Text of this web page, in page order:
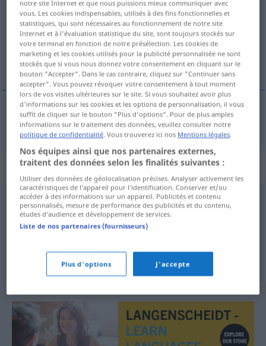
Vue d'ensemble de toutes les traductions
(Pour plus d'informations, cliquez sur/touchez la traduction)
hebzucht
hebzucht Habgier
Synonymes de "Habgier"
Gier,Raffgier ,Habsucht
© OpenThesaurus.de
notre site Internet et que nous puissions mieux communiquer avec
vous. Les cookies indispensables, utilisés à des fins fonctionnelles et
statistiques, qui sont nécessaires au fonctionnement de notre site
Internet et à l'évaluation statistique du site, sont toujours stockés sur
votre terminal en fonction de notre présélection. Les cookies de
marketing et les cookies utilisés pour la publicité personnalisée ne sont
stockés que si vous nous donnez votre consentement en cliquant sur le
bouton "Accepter". Dans le cas contraire, cliquez sur "Continuer sans
accepter". Vous pouvez révoquer votre consentement à tout moment
lors de vos visites ultérieures sur le site. Si vous souhaitez avoir plus
d'informations sur les cookies et les options de personnalisation, il vous
suffit de cliquer sur le bouton "Plus d'options". Pour de plus amples
informations sur le traitement des données, veuillez consulter notre
politique de confidentialité. Vous trouverez ici nos Mentions légales.
Nos équipes ainsi que nos partenaires externes,
traitent des données selon les finalités suivantes :
Utiliser des données de géolocalisation précises. Analyser activement les
caractéristiques de l’appareil pour l’identification. Conserver et/ou
accéder à des informations sur un appareil. Publicités et contenu
personnalisés, mesure de performance des publicités et du contenu,
études d’audience et développement de services.
Liste de nos partenaires (fournisseurs)
Plus d'options J'accepte